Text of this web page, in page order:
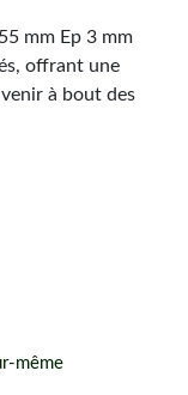
mm Ep 3 mm
offrant une
à bout des
même